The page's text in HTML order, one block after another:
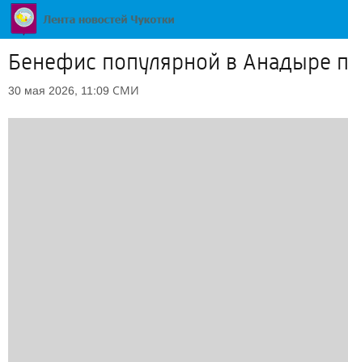
Бенефис популярной в Анадыре
30 мая 2026, 11:09 СМИ